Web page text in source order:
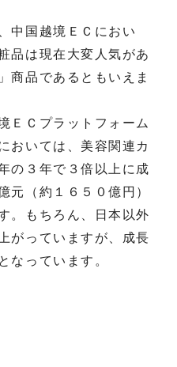
中国越境ＥＣにおい
品は現在大変人気があ
商品であるともいえま
ＥＣプラットフォーム
おいては、美容関連カ
の３年で３倍以上に成
元（約１６５０億円）
。もちろん、日本以外
がっていますが、成長
なっています。